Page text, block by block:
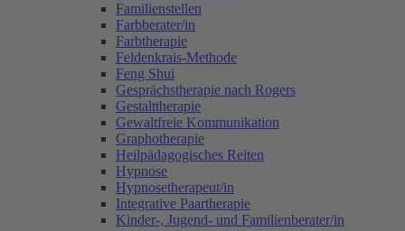
Familienstellen
Farbberater/in
Farbtherapie
Feldenkrais-Methode
Feng Shui
Gesprächstherapie nach Rogers
Gestalttherapie
Gewaltfreie Kommunikation
Graphotherapie
Heilpädagogisches Reiten
Hypnose
Hypnosetherapeut/in
Integrative Paartherapie
Kinder-, Jugend- und Familienberater/in